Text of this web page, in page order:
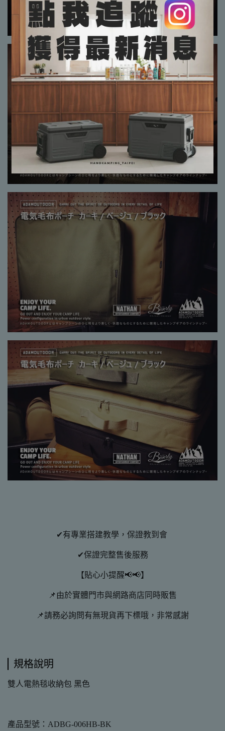
✔有專業搭建教學，保證教到會
✔保證完整售後服務
【貼心小提醒📢📢】
📌由於實體門市與網路商店同時販售
📌請務必詢問有無現貨再下標哦，非常感謝
規格說明
雙人電熱毯收納包 黑色
產品型號：ADBG-006HB-BK